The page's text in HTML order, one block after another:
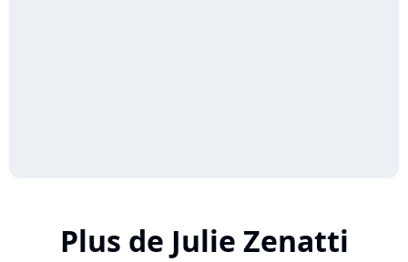
Plus de Julie Zenatti